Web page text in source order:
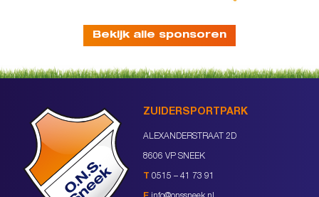
Bekijk alle sponsoren
ZUIDERSPORTPARK
ALEXANDERSTRAAT 2D
8606 VP SNEEK
0515 – 41 73 91